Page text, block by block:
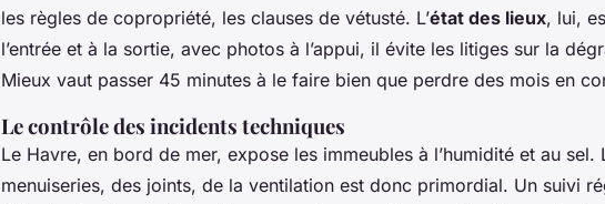
les règles de copropriété, les clauses de vétusté. L’état des lieux, lui,
l’entrée et à la sortie, avec photos à l’appui, il évite les litiges sur la
Mieux vaut passer 45 minutes à le faire bien que perdre des mois en
Le contrôle des incidents techniques
Le Havre, en bord de mer, expose les immeubles à l’humidité et au sel.
menuiseries, des joints, de la ventilation est donc primordial. Un suivi